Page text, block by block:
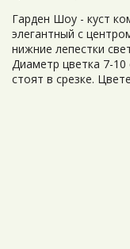
Гарден Шоу - куст
элегантный с
нижние лепестки
Диаметр цветка 7-
стоят в срезке.